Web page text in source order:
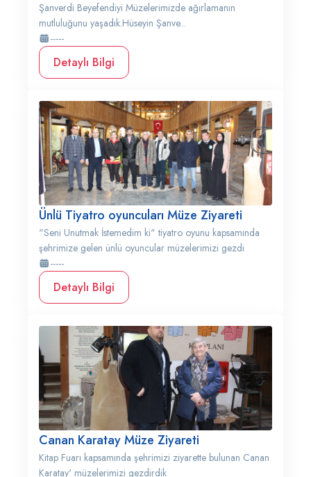
Şanverdi Beyefendiyi Müzelerimizde ağırlamanın
mutluluğunu yaşadık.Hüseyin Şanve...
-----
Detaylı Bilgi
Ünlü Tiyatro oyuncuları Müze Ziyareti
"Seni Unutmak İstemedim ki" tiyatro oyunu kapsamında
şehrimize gelen ünlü oyuncular müzelerimizi gezdi
-----
Detaylı Bilgi
Canan Karatay Müze Ziyareti
Kitap Fuarı kapsamında şehrimizi ziyarette bulunan Canan
Karatay' müzelerimizi gezdirdik